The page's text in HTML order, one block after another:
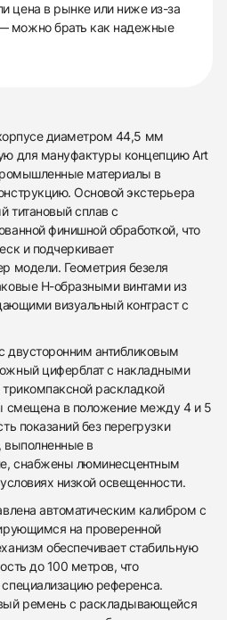
цена в рынке или ниже из-за
можно брать как надежные
диаметром 44,5 мм
для мануфактуры концепцию Art
материалы в
Основой экстерьера
титановый сплав с
финишной обработкой, что
и подчеркивает
модели. Геометрия безеля
H-образными винтами из
визуальный контраст с
антибликовым
циферблат с накладными
раскладкой
смещена в положение между 4 и 5
показаний без перегрузки
выполненные в
снабжены люминесцентным
низкой освещенности.
автоматическим калибром с
на проверенной
обеспечивает стабильную
до 100 метров, что
референса.
ремень с раскладывающейся